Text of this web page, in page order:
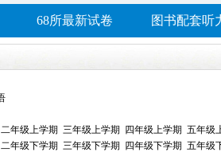
68所最新试卷 图书配套听
二年级上学期 三年级上学期 四年级上学期 五年级
二年级下学期 三年级下学期 四年级下学期 五年级